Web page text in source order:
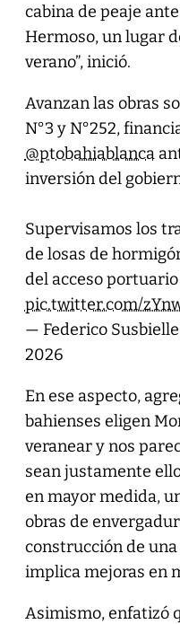
cabina de peaje
Hermoso, un lugar
verano”, inició.
Avanzan las obras
N°3 y N°252,
@ptobahiablanca
inversión del
Supervisamos los
de losas de
del acceso
pic.twitter.com/
— Federico
2026
En ese aspecto,
bahienses eligen
veranear y nos
sean justamente
en mayor medida,
obras de
construcción de
implica mejoras en
Asimismo, enfatizó